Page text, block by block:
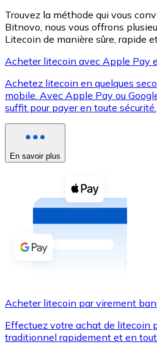
XRP
XRP
Voir toutes
Coupons crypto
Achetez des
Acheter avec espèces
Virement SEPA
Utilisez les cartes Visa et
Trouvez la méthode qui vous
Bitnovo, nous vous offrons
Litecoin de manière sûre, rapide
Acheter litecoin avec Apple Pay
Achetez litecoin en quelques
mobile. Avec Apple Pay ou
suffit pour payer en toute sécurité.
En savoir plus
Acheter litecoin par virement
Effectuez votre achat de litecoin
traditionnel rapidement et en